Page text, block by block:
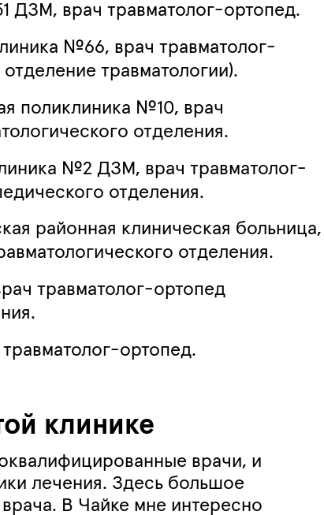
ДЗМ, врач травматолог-ортопед.
№66, врач травматолог-
травматологии).
поликлиника №10, врач
отделения.
№2 ДЗМ, врач травматолог-
отделения.
районная клиническая больница,
отделения.
травматолог-ортопед
ортопед.
клинике
врачи, и
лечения. Здесь большое
В Чайке мне интересно